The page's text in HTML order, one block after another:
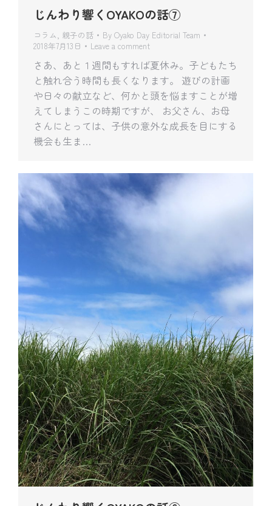
じんわり響くOYAKOの話⑦
コラム 親子の話 By Oyako Day Editorial Team
2018年7月13日
Leave a comment
さあ、あと１週間もすれば夏休み。子どもたち
と触れ合う時間も長くなります。 遊びの計画
や日々の献立など、何かと頭を悩ますことが増
えてしまうこの時期ですが、 お父さん、お母
さんにとっては、子供の意外な成長を目にする
機会も生ま…